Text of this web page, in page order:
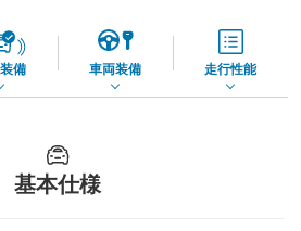
備 車両装備 走行性能
基本仕様